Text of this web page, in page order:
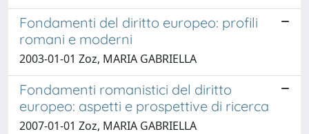
Fondamenti del diritto europeo: profili
romani e moderni
2003-01-01 Zoz, MARIA GABRIELLA
Fondamenti romanistici del diritto
europeo: aspetti e prospettive di ricerca
2007-01-01 Zoz, MARIA GABRIELLA